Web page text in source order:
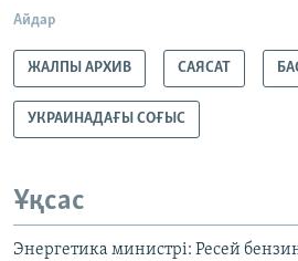
Айдар
ЖАЛПЫ АРХИВ САЯСАТ
УКРАИНАДАҒЫ СОҒЫС
Ұқсас
Энергетика министрі: Ресей